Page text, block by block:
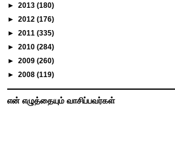
► 2013 (180)
► 2012 (176)
► 2011 (335)
► 2010 (284)
► 2009 (260)
► 2008 (119)
என் எழுத்தையும் வாசிப்பவர்கள்